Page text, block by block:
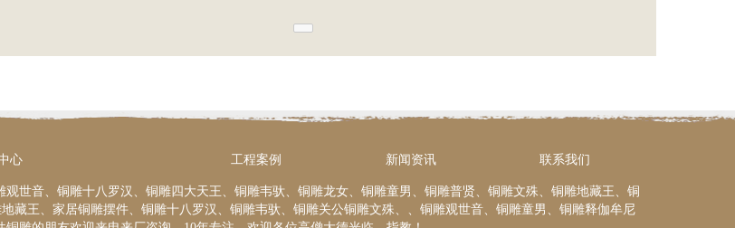
心 工程案例 新闻资讯 联系我们
世音、铜雕十八罗汉、铜雕四大天王、铜雕韦驮、铜雕龙女、铜雕童男、铜雕普贤、铜雕文殊、铜雕地藏王、铜
藏王、家居铜雕摆件、铜雕十八罗汉、铜雕韦驮、铜雕关公铜雕文殊、、铜雕观世音、铜雕童男、铜雕释伽牟尼